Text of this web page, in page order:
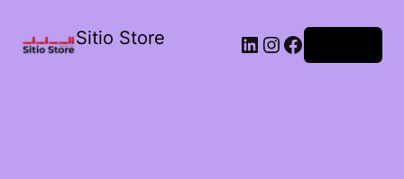
Sitio Store